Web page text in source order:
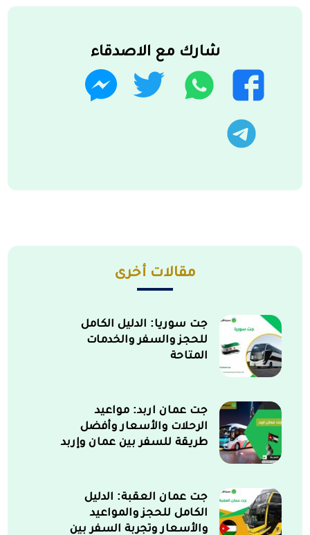
شارك مع الاصدقاء
فيسبوك
واتساب تويتر
مقالات أخرى
جت سوريا: الدليل الكامل
للحجز والسفر والخدمات
المتاحة
جت عمان اربد: مواعيد
الرحلات والأسعار وأفضل
طريقة للسفر بين عمان وإربد
جت عمان العقبة: الدليل
الكامل للحجز والمواعيد
والأسعار وتجربة السفر بين